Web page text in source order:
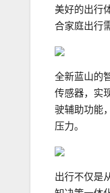
美好的出行
合家庭出行
全新蓝山的
传感器，实
驶辅助功能
压力。
出行不仅是